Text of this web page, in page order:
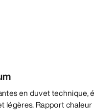
en duvet technique,
légères. Rapport